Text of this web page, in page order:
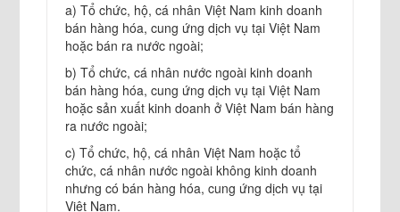
a) Tổ chức, hộ, cá nhân Việt Nam kinh doanh
bán hàng hóa, cung ứng dịch vụ tại Việt Nam
hoặc bán ra nước ngoài;
b) Tổ chức, cá nhân nước ngoài kinh doanh
bán hàng hóa, cung ứng dịch vụ tại Việt Nam
hoặc sản xuất kinh doanh ở Việt Nam bán hàng
ra nước ngoài;
c) Tổ chức, hộ, cá nhân Việt Nam hoặc tổ
chức, cá nhân nước ngoài không kinh doanh
nhưng có bán hàng hóa, cung ứng dịch vụ tại
Việt Nam.